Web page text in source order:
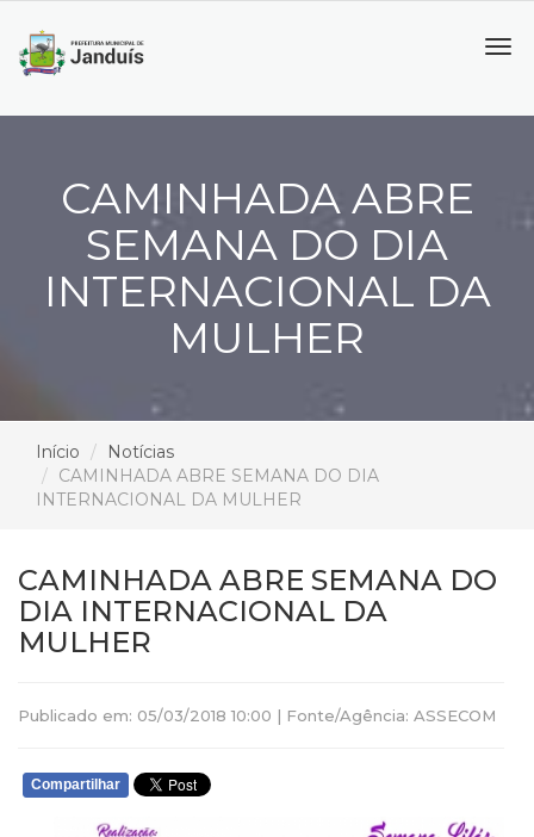
CAMINHADA ABRE
SEMANA DO DIA
INTERNACIONAL DA
MULHER
Início
Notícias
CAMINHADA ABRE SEMANA DO DIA
INTERNACIONAL DA MULHER
CAMINHADA ABRE SEMANA DO
DIA INTERNACIONAL DA
MULHER
Publicado em: 05/03/2018 10:00 | Fonte/Agência: ASSECOM
Compartilhar